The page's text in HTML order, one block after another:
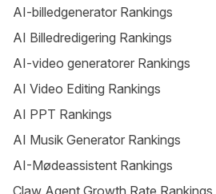
AI-billedgenerator Rankings
AI Billedredigering Rankings
AI-video generatorer Rankings
AI Video Editing Rankings
AI PPT Rankings
AI Musik Generator Rankings
AI-Mødeassistent Rankings
Claw Agent Growth Rate Rankings